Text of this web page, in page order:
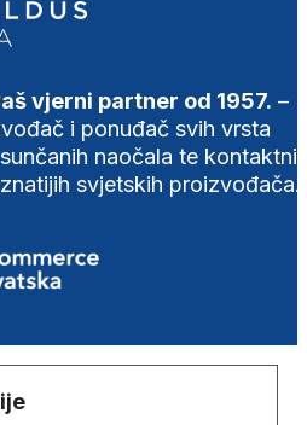
vjerni partner od 1957. –
i ponuđač svih vrsta
naočala te
svjetskih proizvođača.